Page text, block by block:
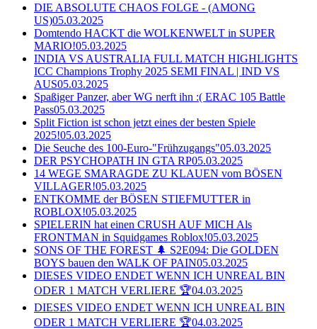
DIE ABSOLUTE CHAOS FOLGE - (AMONG
US)05.03.2025
Domtendo HACKT die WOLKENWELT in SUPER
MARIO!05.03.2025
INDIA VS AUSTRALIA FULL MATCH HIGHLIGHTS
ICC Champions Trophy 2025 SEMI FINAL | IND VS
AUS05.03.2025
Spaßiger Panzer, aber WG nerft ihn :( ERAC 105 Battle
Pass05.03.2025
Split Fiction ist schon jetzt eines der besten Spiele
2025!05.03.2025
Die Seuche des 100-Euro-"Frühzugangs"05.03.2025
DER PSYCHOPATH IN GTA RP05.03.2025
14 WEGE SMARAGDE ZU KLAUEN vom BÖSEN
VILLAGER!05.03.2025
ENTKOMME der BÖSEN STIEFMUTTER in
ROBLOX!05.03.2025
SPIELERIN hat einen CRUSH AUF MICH Als
FRONTMAN in Squidgames Roblox!05.03.2025
SONS OF THE FOREST 🌲 S2E094: Die GOLDEN
BOYS bauen den WALK OF PAIN05.03.2025
DIESES VIDEO ENDET WENN ICH UNREAL BIN
ODER 1 MATCH VERLIERE 🏆04.03.2025
DIESES VIDEO ENDET WENN ICH UNREAL BIN
ODER 1 MATCH VERLIERE 🏆04.03.2025